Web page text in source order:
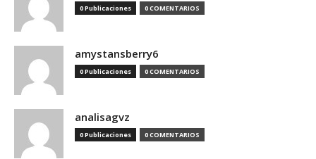
0 Publicaciones 0 COMENTARIOS
amystansberry6
0 Publicaciones 0 COMENTARIOS
analisagvz
0 Publicaciones 0 COMENTARIOS